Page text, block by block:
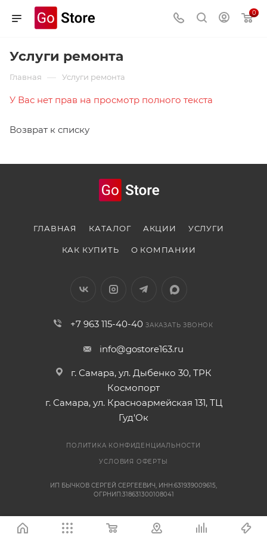
0
Услуги ремонта
Главная — Услуги ремонта
У Вас нет прав на просмотр полного текста
Возврат к списку
ГЛАВНАЯ КАТАЛОГ АКЦИИ УСЛУГИ
КАК КУПИТЬ О КОМПАНИИ
+7 963 115-40-40 ЗАКАЗАТЬ ЗВОНОК
info@gostore163.ru
г. Самара, ул. Дыбенко 30, ТРК
Космопорт
г. Самара, ул. Красноармейская 131, ТЦ
Гуд'Ок
ПОЛИТИКА КОНФИДЕНЦИАЛЬНОСТИ
УСЛОВИЯ ОФЕРТЫ
ИП БЫЧКОВ СЕРГЕЙ СЕРГЕЕВИЧ, ИНН:631939009615,
ОГРНИП:318631300108041